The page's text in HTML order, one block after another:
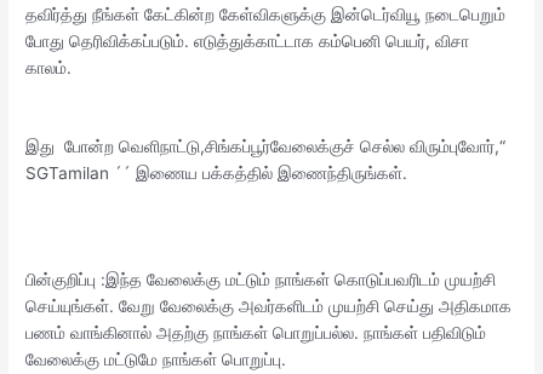
தவிர்த்து நீங்கள் கேட்கின்ற கேள்விகளுக்கு இன்டெர்வியூ நடைபெறும்
போது தெரிவிக்கப்படும். எடுத்துக்காட்டாக கம்பெனி பெயர், விசா
காலம்.
இது போன்ற வெளிநாட்டு,சிங்கப்பூர்வேலைக்குச் செல்ல விரும்புவோர்,“
SGTamilan ´´ இணைய பக்கத்தில் இணைந்திருங்கள்.
பின்குறிப்பு :இந்த வேலைக்கு மட்டும் நாங்கள் கொடுப்பவரிடம் முயற்சி
செய்யுங்கள். வேறு வேலைக்கு அவர்களிடம் முயற்சி செய்து அதிகமாக
பணம் வாங்கினால் அதற்கு நாங்கள் பொறுப்பல்ல. நாங்கள் பதிவிடும்
வேலைக்கு மட்டுமே நாங்கள் பொறுப்பு.